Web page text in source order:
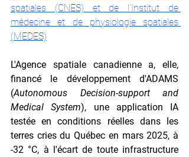
spatiales (CNES) et de l’Institut de
médecine et de physiologie spatiales
(MEDES)
L'Agence spatiale canadienne a, elle,
financé le développement d'ADAMS
(Autonomous Decision-support and
Medical System), une application IA
testée en conditions réelles dans les
terres cries du Québec en mars 2025, à
-32 °C, à l'écart de toute infrastructure